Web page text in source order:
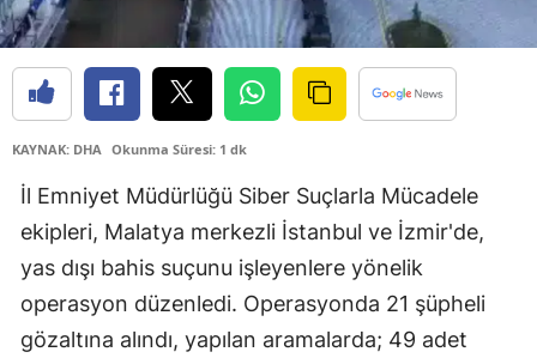
Çanakkale
Çankırı
Denizli
Diyarbakır
Edirne
Elazığ
KAYNAK: DHA Okunma Süresi: 1 dk
İl Emniyet Müdürlüğü Siber Suçlarla Mücadele
ekipleri, Malatya merkezli İstanbul ve İzmir'de,
yas dışı bahis suçunu işleyenlere yönelik
operasyon düzenledi. Operasyonda 21 şüpheli
gözaltına alındı, yapılan aramalarda; 49 adet